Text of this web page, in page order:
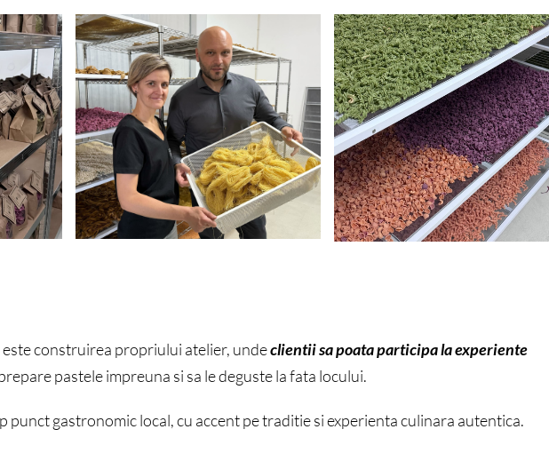
construirea propriului atelier, undeclientii sa poata participa la experiente
pastele impreuna si sa le deguste la fata locului.
punct gastronomic local, cu accent pe traditie si experienta culinara autentica.